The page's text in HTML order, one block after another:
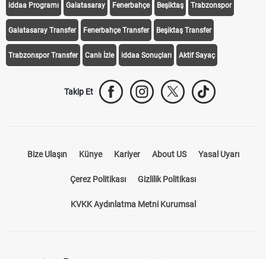
iddaa Programı Galatasaray Fenerbahçe Beşiktaş Trabzonspor
Galatasaray Transfer Fenerbahçe Transfer Beşiktaş Transfer
Trabzonspor Transfer Canlı İzle iddaa Sonuçları Aktif Sayaç
Takip Et
Bize Ulaşın Künye Kariyer About US Yasal Uyarı
Çerez Politikası Gizlilik Politikası
KVKK Aydınlatma Metni Kurumsal